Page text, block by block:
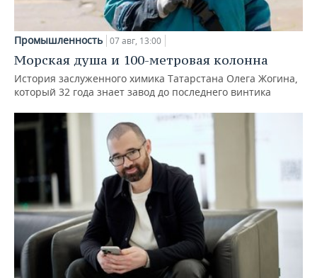
Промышленность 07 авг, 13:00
Морская душа и 100-метровая колонна
История заслуженного химика Татарстана Олега Жогина,
который 32 года знает завод до последнего винтика